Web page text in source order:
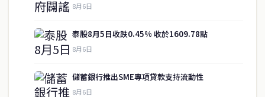
8月6日
泰股8月5日收跌0.45% 收於1609.78點
8月6日
儲蓄銀行推出SME專項貸款支持流動性
8月6日